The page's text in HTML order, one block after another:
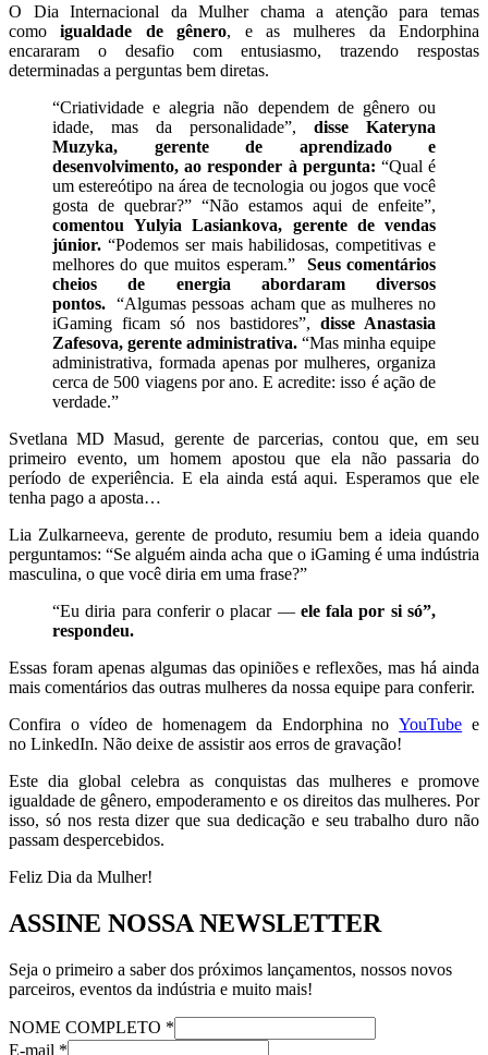
O Dia Internacional da Mulher chama a atenção para temas
comoigualdade de gênero, e as mulheres da Endorphina
encararam o desafio com entusiasmo, trazendo respostas
determinadas a perguntas bem diretas.
“Criatividade e alegria não dependem de gênero ou
idade, mas da personalidade”, disse Kateryna
Muzyka, gerente de aprendizado e
desenvolvimento, ao responder à pergunta: “Qual é
um estereótipo na área de tecnologia ou jogos que você
gosta de quebrar?” “Não estamos aqui de enfeite”,
comentou Yulyia Lasiankova, gerente de vendas
júnior. “Podemos ser mais habilidosas, competitivas e
melhores do que muitos esperam.” Seus comentários
cheios de energia abordaram diversos
pontos. “Algumas pessoas acham que as mulheres no
iGaming ficam só nos bastidores”, disse Anastasia
Zafesova, gerente administrativa. “Mas minha equipe
administrativa, formada apenas por mulheres, organiza
cerca de 500 viagens por ano. E acredite: isso é ação de
verdade.”
Svetlana MD Masud, gerente de parcerias, contou que, em seu
primeiro evento, um homem apostou que ela não passaria do
período de experiência. E ela ainda está aqui. Esperamos que ele
tenha pago a aposta…
Lia Zulkarneeva, gerente de produto, resumiu bem a ideia quando
perguntamos: “Se alguém ainda acha que o iGaming é uma indústria
masculina, o que você diria em uma frase?”
“Eu diria para conferir o placar —ele fala por si só”,
respondeu.
Essas foram apenas algumas das opiniões e reflexões, mas há ainda
mais comentários das outras mulheres da nossa equipe para conferir.
Confira o vídeo de homenagem da Endorphina noYouTube e
no LinkedIn. Não deixe de assistir aos erros de gravação!
Este dia global celebra as conquistas das mulheres e promove
igualdade de gênero, empoderamento e os direitos das mulheres. Por
isso, só nos resta dizer que sua dedicação e seu trabalho duro não
passam despercebidos.
Feliz Dia da Mulher!
ASSINE NOSSA NEWSLETTER
Seja o primeiro a saber dos próximos lançamentos, nossos novos
parceiros, eventos da indústria e muito mais!
NOME COMPLETO *
E-mail *